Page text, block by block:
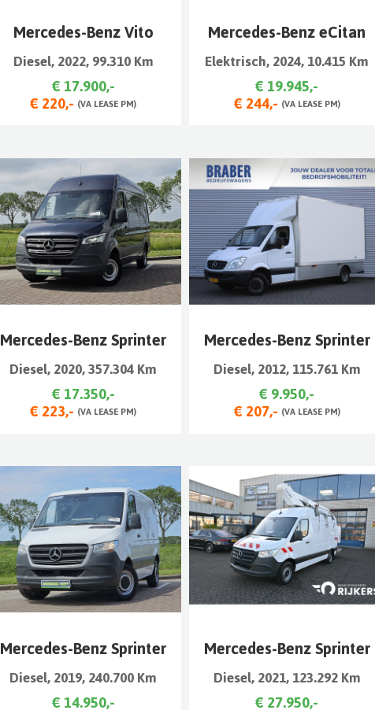
Mercedes-Benz Vito
Diesel, 2022, 99.310 Km
€ 17.900,-
€ 220,- (VA LEASE PM)
Mercedes-Benz eCitan
Elektrisch, 2024, 10.415 Km
€ 19.945,-
€ 244,- (VA LEASE PM)
Mercedes-Benz Sprinter
Diesel, 2020, 357.304 Km
€ 17.350,-
€ 223,- (VA LEASE PM)
Mercedes-Benz Sprinter
Diesel, 2012, 115.761 Km
€ 9.950,-
€ 207,- (VA LEASE PM)
Mercedes-Benz Sprinter
Diesel, 2019, 240.700 Km
€ 14.950,-
Mercedes-Benz Sprinter
Diesel, 2021, 123.292 Km
€ 27.950,-